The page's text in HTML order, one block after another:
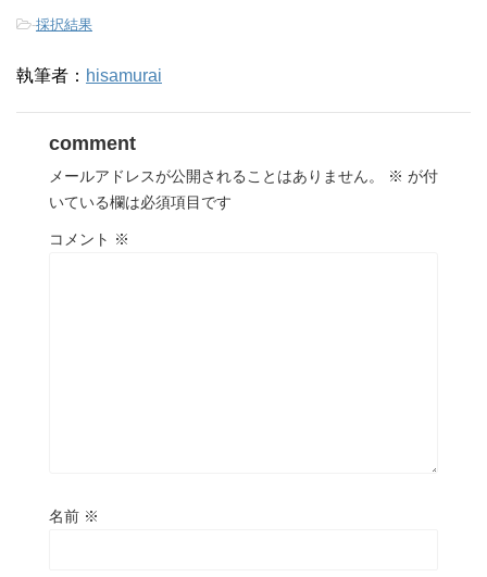
-採択結果
執筆者： hisamurai
comment
メールアドレスが公開されることはありません。 ※ が付
いている欄は必須項目です
コメント ※
名前 ※